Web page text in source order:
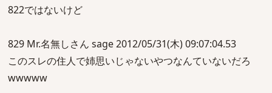
822ではないけど
829 Mr.名無しさん sage 2012/05/31(木) 09:07:04.53
このスレの住人で姉思いじゃないやつなんていないだろ
wwwww